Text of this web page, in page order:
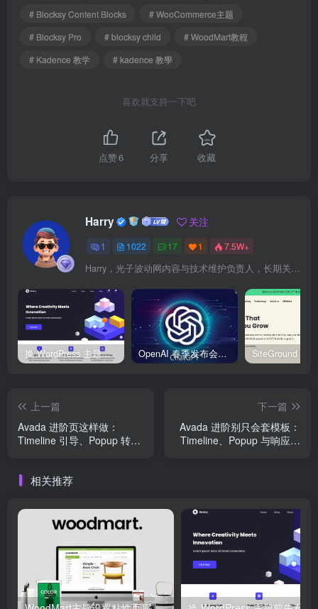
# Blocksy Content Blocks
# WooCommerce主题
# Blocksy Pro
# blocksy child
# WoodMart教程
# Kadence 教学
# kadence 教學
喜欢就支持一下吧
点赞6 分享 收藏
Harry 关注
1 1022 17 1 7.5W+
Harry，光子波动网内容与技术维护负责人，长期关注 WordPress、Elementor、WooCommerce、网站报错修复、性能优化、SEO 内容排期与结构化数据优化。擅长把复杂的网站故障拆成可执行的排查步骤，并持续维护 361sale.com 的 WordPress 实战教程知识库。
换 WordPress 主题前先看这份清单：Kadence、Blocksy Pro 与 WoodMart 的实操配置教程 OpenAI 春季发布会：全新 GPT-4o 多模态模型发布，实时互动及免费用户升级全面开启
上一篇
Avada 进阶页这样做：
Timeline 引导、Popup 转化
下一篇
Avada 进阶别只会套模板：
Timeline、Popup 与响应式
相关推荐